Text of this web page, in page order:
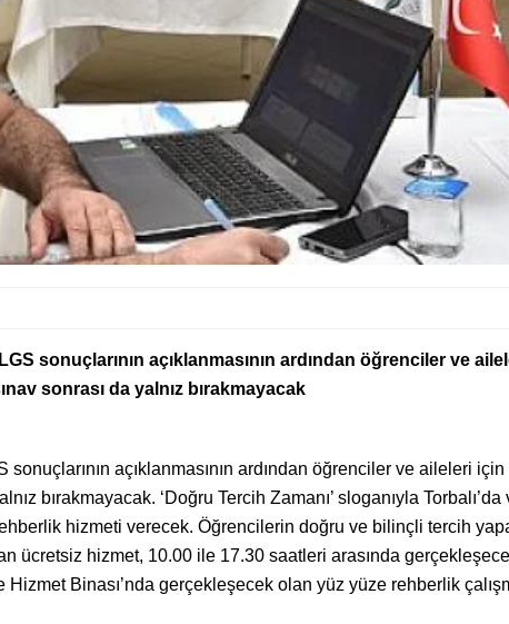
sonuçlarının açıklanmasının ardından öğrenciler ve
sonrası da yalnız bırakmayacak
açıklanmasının ardından öğrenciler ve aileleri
bırakmayacak. ‘Doğru Tercih Zamanı’ sloganıyla
hizmeti verecek. Öğrencilerin doğru ve bilinçli tercih
ücretsiz hizmet, 10.00 ile 17.30 saatleri arasında
Binası’nda gerçekleşecek olan yüz yüze rehberlik